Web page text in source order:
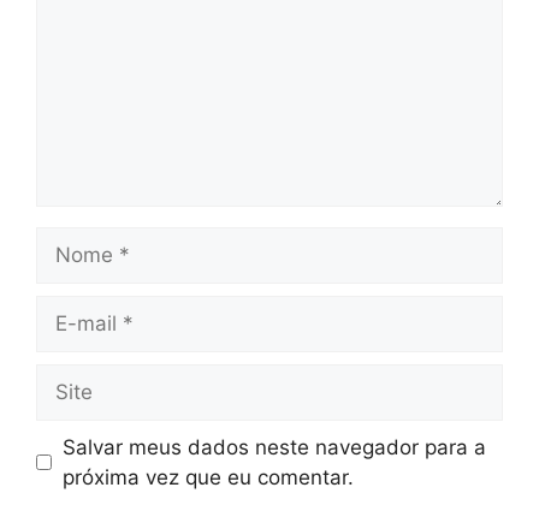
mail
Salvar meus dados neste navegador para a
próxima vez que eu comentar.